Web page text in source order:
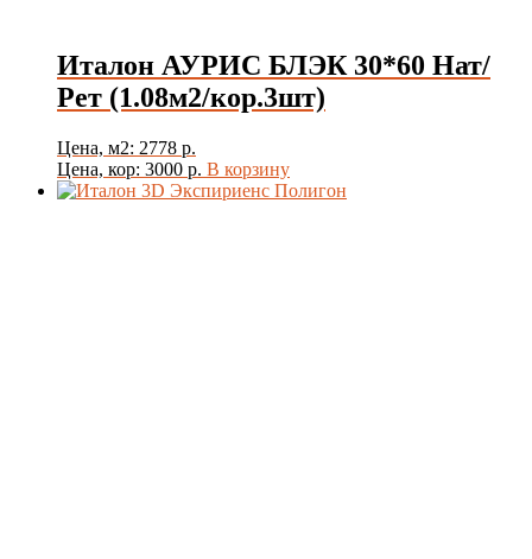
Италон АУРИС БЛЭК 30*60 Нат/
Рет (1.08м2/кор.3шт)
Цена, м2: 2778 р.
Цена, кор: 3000 р. В корзину